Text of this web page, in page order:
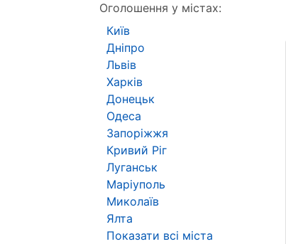
Оголошення у містах:
Київ
Дніпро
Львів
Харків
Донецьк
Одеса
Запоріжжя
Кривий Ріг
Луганськ
Маріуполь
Миколаїв
Ялта
Показати всі міста